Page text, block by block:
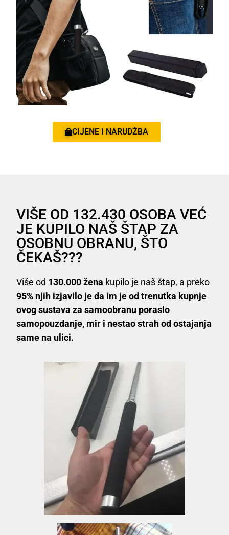
CIJENE I NARUDŽBA
VIŠE OD 132.430 OSOBA VEĆ
JE KUPILO NAŠ ŠTAP ZA
OSOBNU OBRANU, ŠTO
ČEKAŠ???
Više od 130.000 žena kupilo je naš štap, a preko
95% njih izjavilo je da im je od trenutka kupnje
ovog sustava za samoobranu poraslo
samopouzdanje, mir i nestao strah od ostajanja
same na ulici.